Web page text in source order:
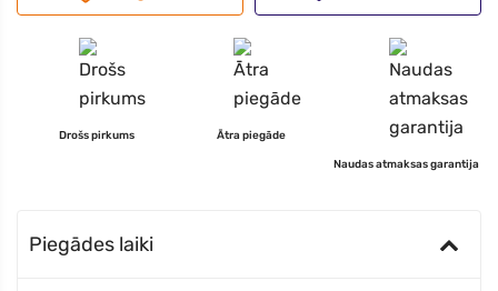
Drošs pirkums Ātra piegāde
Naudas atmaksas garantija
Piegādes laiki